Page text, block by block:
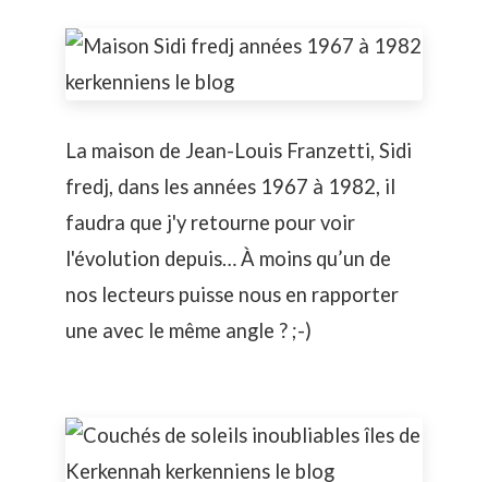
La maison de Jean-Louis Franzetti, Sidi
fredj, dans les années 1967 à 1982, il
faudra que j'y retourne pour voir
l'évolution depuis… À moins qu’un de
nos lecteurs puisse nous en rapporter
une avec le même angle ? ;-)